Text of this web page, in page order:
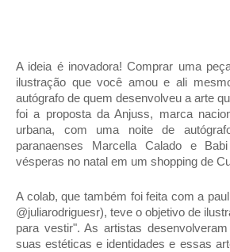
A ideia é inovadora! Comprar uma
ilustração que você amou e ali
autógrafo de quem desenvolveu a arte
foi a proposta da Anjuss, marca
urbana, com uma noite de
paranaenses Marcella Calado e
vésperas no natal em um shopping de
A colab, que também foi feita com a
@juliarodriguesr), teve o objetivo de
para vestir". As artistas
suas estéticas e identidades e essas